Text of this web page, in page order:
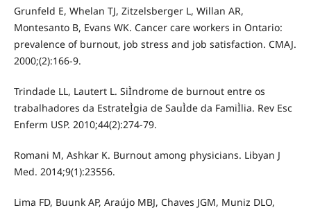
Grunfeld E, Whelan TJ, Zitzelsberger L, Willan AR,
Montesanto B, Evans WK. Cancer care workers in Ontario:
prevalence of burnout, job stress and job satisfaction. CMAJ.
2000;(2):166-9.
Trindade LL, Lautert L. SiÌndrome de burnout entre os
trabalhadores da EstrateÌgia de SauÌde da FamiÌlia. Rev Esc
Enferm USP. 2010;44(2):274-79.
Romani M, Ashkar K. Burnout among physicians. Libyan J
Med. 2014;9(1):23556.
Lima FD, Buunk AP, Araújo MBJ, Chaves JGM, Muniz DLO,